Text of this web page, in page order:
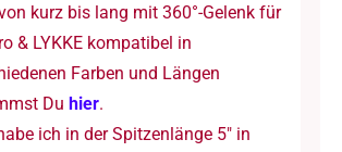
kurz bis lang mit 360°-Gelenk für
& LYKKE kompatibel in
Farben und Längen
Du hier.
ich in der Spitzenlänge 5″ in